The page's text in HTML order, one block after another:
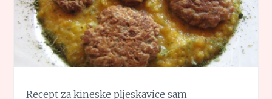
Recept za kineske pljeskavice sam